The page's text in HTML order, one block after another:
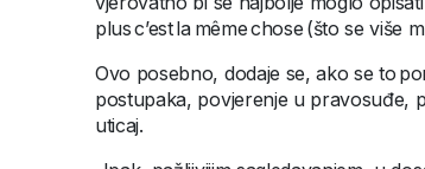
plus c’est la même chose (što se više
Ovo posebno, dodaje se, ako se to
postupaka, povjerenje u pravosuđe,
uticaj.